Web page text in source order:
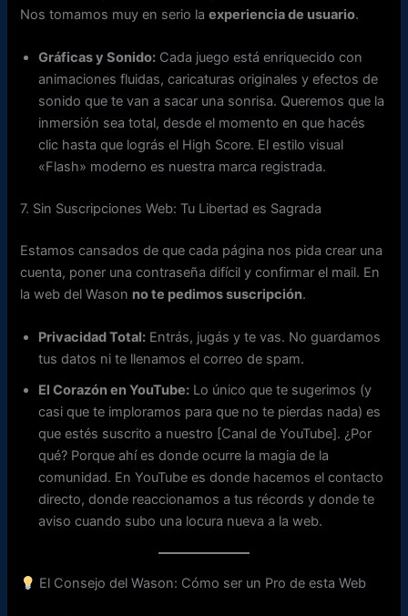
Nos tomamos muy en serio laexperiencia de usuario.
Gráficas y Sonido: Cada juego está enriquecido con
animaciones fluidas, caricaturas originales y efectos de
sonido que te van a sacar una sonrisa. Queremos que la
inmersión sea total, desde el momento en que hacés
clic hasta que lográs el High Score. El estilo visual
«Flash» moderno es nuestra marca registrada.
7. Sin Suscripciones Web: Tu Libertad es Sagrada
Estamos cansados de que cada página nos pida crear una
cuenta, poner una contraseña difícil y confirmar el mail. En
la web del Wason no te pedimos suscripción.
Privacidad Total: Entrás, jugás y te vas. No guardamos
tus datos ni te llenamos el correo de spam.
El Corazón en YouTube: Lo único que te sugerimos (y
casi que te imploramos para que no te pierdas nada) es
que estés suscrito a nuestro [Canal de YouTube]. ¿Por
qué? Porque ahí es donde ocurre la magia de la
comunidad. En YouTube es donde hacemos el contacto
directo, donde reaccionamos a tus récords y donde te
aviso cuando subo una locura nueva a la web.
El Consejo del Wason: Cómo ser un Pro de esta Web